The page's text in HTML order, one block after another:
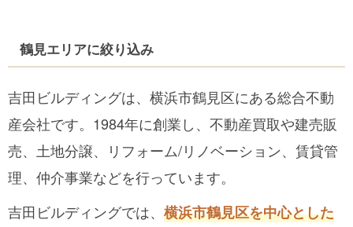
鶴見エリアに絞り込み
吉田ビルディングは、横浜市鶴見区にある総合不動
産会社です。1984年に創業し、不動産買取や建売販
売、土地分譲、リフォーム/リノベーション、賃貸管
理、仲介事業などを行っています。
吉田ビルディングでは、 横浜市鶴見区を中心とした